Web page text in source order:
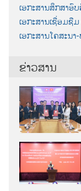
ເອກະສານສຶກສາອົ
ເອກະສານເຊື່ອມຊື
ເອກະສານໂຄສະນາ
ຂ່າວສານ